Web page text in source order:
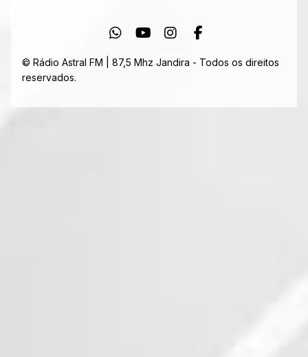
© Rádio Astral FM | 87,5 Mhz Jandira - Todos os direitos
reservados.